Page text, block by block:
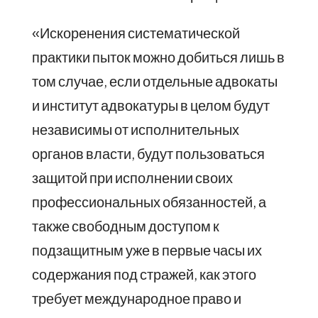
«Искоренения систематической
практики пыток можно добиться лишь в
том случае, если отдельные адвокаты
и институт адвокатуры в целом будут
независимы от исполнительных
органов власти, будут пользоваться
защитой при исполнении своих
профессиональных обязанностей, а
также свободным доступом к
подзащитным уже в первые часы их
содержания под стражей, как этого
требует международное право и